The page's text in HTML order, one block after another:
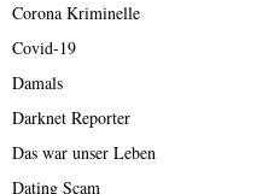
Corona Kriminelle
Covid-19
Damals
Darknet Reporter
Das war unser Leben
Dating Scam